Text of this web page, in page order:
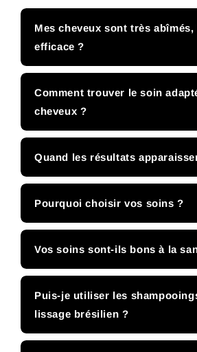
Mes cheveux sont très
efficace ?
Comment trouver le soin
cheveux ?
Quand les résultats
Pourquoi choisir vos soins ?
Vos soins sont-ils bons à la
Puis-je utiliser les
lissage brésilien ?